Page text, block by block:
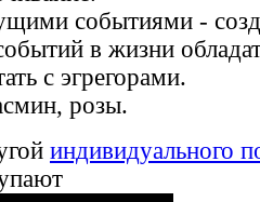
событиями -
в жизни
с эгрегорами.
розы.
индивидуального